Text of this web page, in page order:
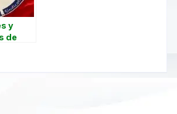
y
de